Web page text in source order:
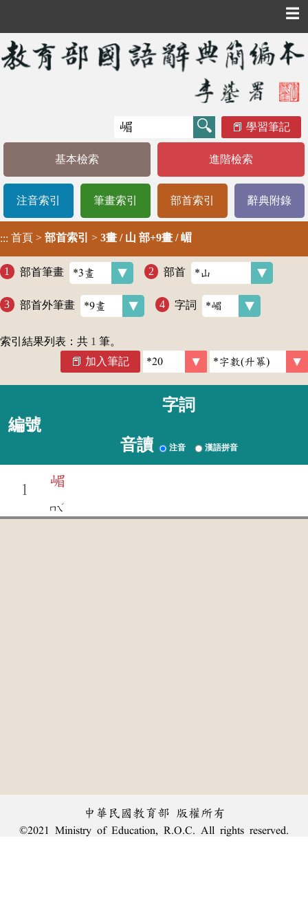
☰
學習筆記
基本檢索 進階檢索
注音索引 筆畫索引 部首索引 辭典附錄
::: 首頁 > 部首索引 > 3畫 / 山 部+9畫 / 嵋
部首筆畫 部首
部首外筆畫 字詞
索引結果列表：共 1 筆。
加入筆記
編號
字詞
音讀 注音 漢語拼音
1
嵋
ㄇㄟ
ˊ
中華民國教育部 版權所有
©2021 Ministry of Education, R.O.C. All rights reserved.